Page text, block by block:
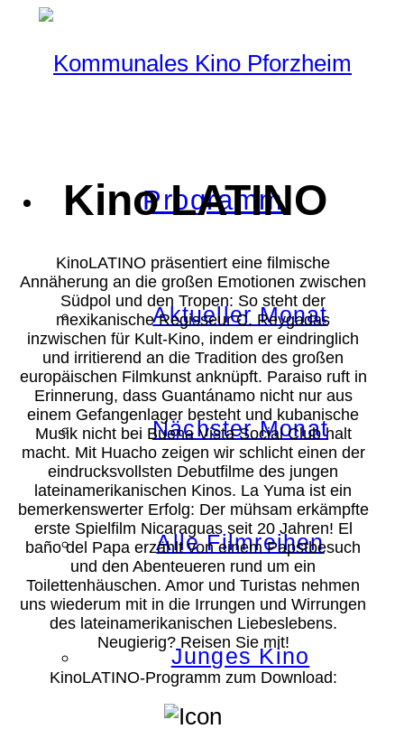
Programm
Aktueller Monat
Nächster Monat
Alle Filmreihen
Junges Kino
Kino LATINO
KinoLATINO präsentiert eine filmische
Annäherung an die großen Emotionen zwischen
Südpol und den Tropen: So steht der
mexikanische Regisseur C. Reygadas
inzwischen für Kult-Kino, indem er eindringlich
und irritierend an die Tradition des großen
europäischen Filmkunst anknüpft. Paraiso ruft in
Erinnerung, dass Guantánamo nicht nur aus
einem Gefangenlager besteht und kubanische
Musik nicht bei Buena Vista Social Club halt
macht. Mit Huacho zeigen wir schlicht einen der
eindrucksvollsten Debutfilme des jungen
lateinamerikanischen Kinos. La Yuma ist ein
bemerkenswerter Erfolg: Der mühsam erkämpfte
erste Spielfilm Nicaraguas seit 20 Jahren! El
baño del Papa erzählt von einem Papstbesuch
und den Abenteueren rund um ein
Toilettenhäuschen. Amor und Turistas nehmen
uns wiederum mit in die Irrungen und Wirrungen
des lateinamerikanischen Liebeslebens.
Neugierig? Reisen Sie mit!
KinoLATINO-Programm zum Download: